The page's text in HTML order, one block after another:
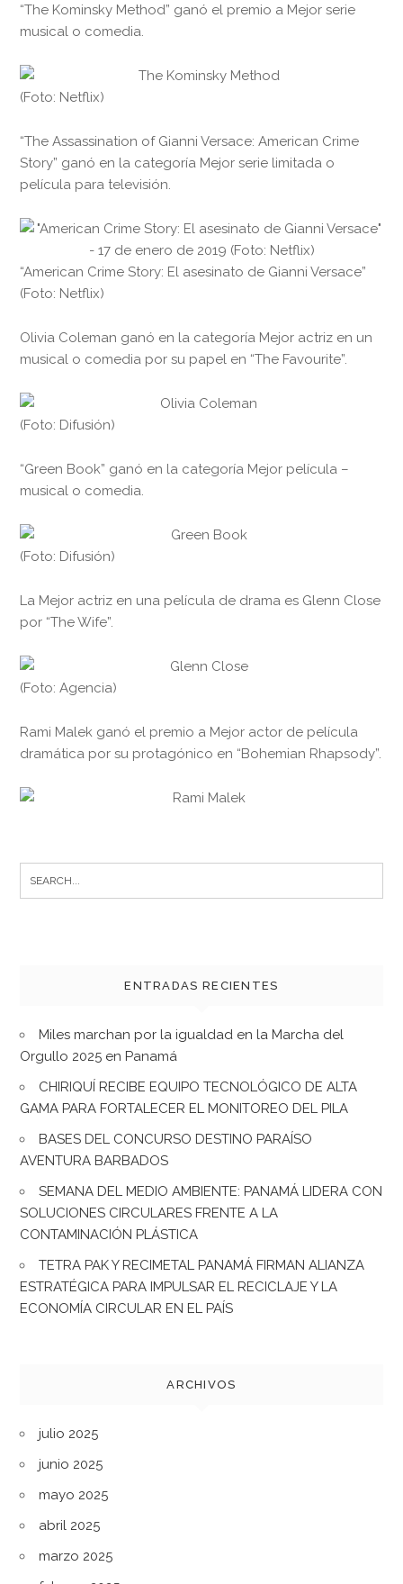
“The Kominsky Method” ganó el premio a Mejor serie
musical o comedia.
(Foto: Netflix)
“The Assassination of Gianni Versace: American Crime
Story” ganó en la categoría Mejor serie limitada o
película para televisión.
“American Crime Story: El asesinato de Gianni Versace”
(Foto: Netflix)
Olivia Coleman ganó en la categoría Mejor actriz en un
musical o comedia por su papel en “The Favourite”.
(Foto: Difusión)
“Green Book” ganó en la categoría Mejor película –
musical o comedia.
(Foto: Difusión)
La Mejor actriz en una película de drama es Glenn Close
por “The Wife”.
(Foto: Agencia)
Rami Malek ganó el premio a Mejor actor de película
dramática por su protagónico en “Bohemian Rhapsody”.
ENTRADAS RECIENTES
Miles marchan por la igualdad en la Marcha del
Orgullo 2025 en Panamá
CHIRIQUÍ RECIBE EQUIPO TECNOLÓGICO DE ALTA
GAMA PARA FORTALECER EL MONITOREO DEL PILA
BASES DEL CONCURSO DESTINO PARAÍSO
AVENTURA BARBADOS
SEMANA DEL MEDIO AMBIENTE: PANAMÁ LIDERA CON
SOLUCIONES CIRCULARES FRENTE A LA
CONTAMINACIÓN PLÁSTICA
TETRA PAK Y RECIMETAL PANAMÁ FIRMAN ALIANZA
ESTRATÉGICA PARA IMPULSAR EL RECICLAJE Y LA
ECONOMÍA CIRCULAR EN EL PAÍS
ARCHIVOS
julio 2025
junio 2025
mayo 2025
abril 2025
marzo 2025